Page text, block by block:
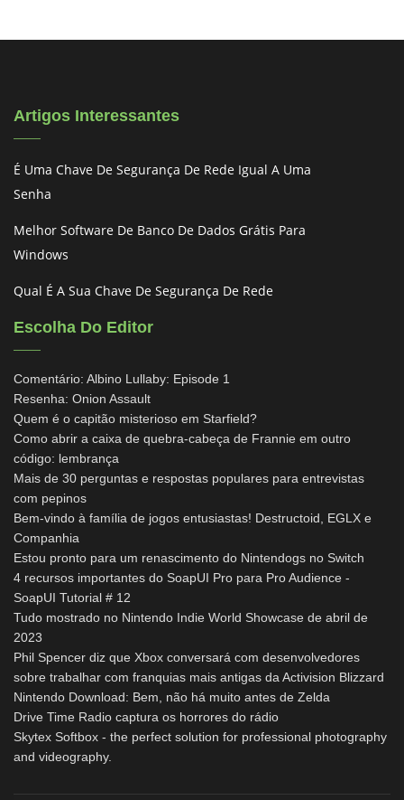
Artigos Interessantes
É Uma Chave De Segurança De Rede Igual A Uma
Senha
Melhor Software De Banco De Dados Grátis Para
Windows
Qual É A Sua Chave De Segurança De Rede
Escolha Do Editor
Comentário: Albino Lullaby: Episode 1
Resenha: Onion Assault
Quem é o capitão misterioso em Starfield?
Como abrir a caixa de quebra-cabeça de Frannie em outro
código: lembrança
Mais de 30 perguntas e respostas populares para entrevistas
com pepinos
Bem-vindo à família de jogos entusiastas! Destructoid, EGLX e
Companhia
Estou pronto para um renascimento do Nintendogs no Switch
4 recursos importantes do SoapUI Pro para Pro Audience -
SoapUI Tutorial # 12
Tudo mostrado no Nintendo Indie World Showcase de abril de
2023
Phil Spencer diz que Xbox conversará com desenvolvedores
sobre trabalhar com franquias mais antigas da Activision Blizzard
Nintendo Download: Bem, não há muito antes de Zelda
Drive Time Radio captura os horrores do rádio
Skytex Softbox - the perfect solution for professional photography
and videography.